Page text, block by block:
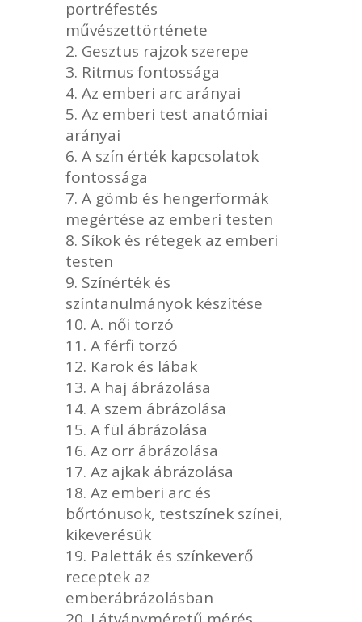
tanfolyamok
mennyiség
portréfestés
művészettörténete
Gesztus rajzok szerepe
Ritmus fontossága
Az emberi arc arányai
Az emberi test anatómiai
arányai
A szín érték kapcsolatok
fontossága
A gömb és hengerformák
megértése az emberi testen
Síkok és rétegek az emberi
testen
Színérték és
színtanulmányok készítése
A. női torzó
A férfi torzó
Karok és lábak
A haj ábrázolása
A szem ábrázolása
A fül ábrázolása
Az orr ábrázolása
Az ajkak ábrázolása
Az emberi arc és
bőrtónusok, testszínek színei,
kikeverésük
Paletták és színkeverő
receptek az
emberábrázolásban